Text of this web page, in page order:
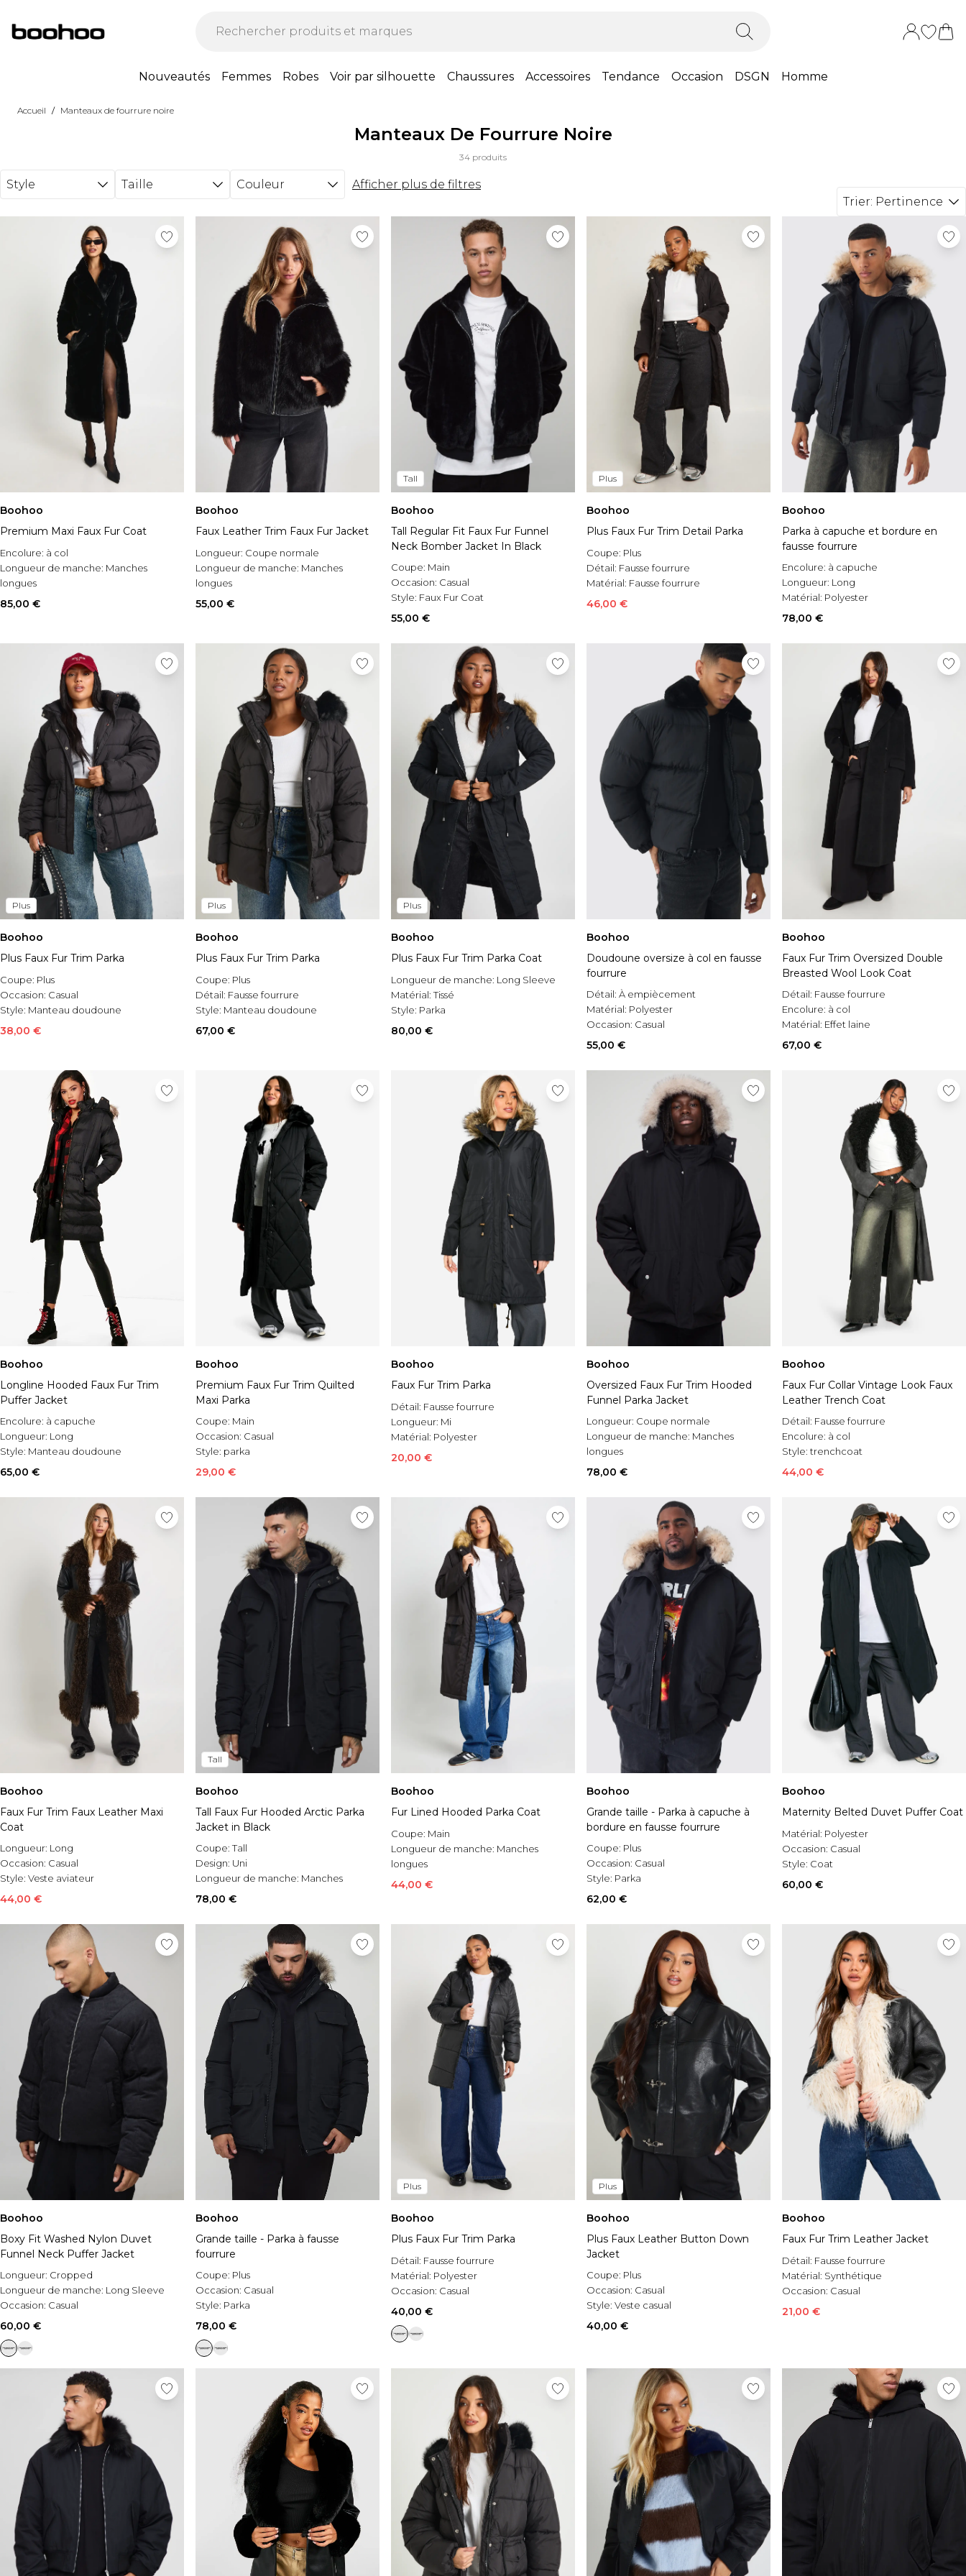
Nouveautés Femmes Robes Voir par silhouette Chaussures Accessoires Tendance Occasion DSGN Homme
Accueil / Manteaux de fourrure noire
Manteaux De Fourrure Noire
34 produits
Style Taille Couleur
Afficher plus de filtres
Trier: Pertinence
Boohoo
Premium Maxi Faux Fur Coat
Encolure: à col
Longueur de manche: Manches
longues
Style: Manteau en fausse fourrure
85,00 €
Boohoo
Faux Leather Trim Faux Fur Jacket
Longueur: Coupe normale
Longueur de manche: Manches
longues
Style: Manteau en fausse fourrure
55,00 €
Tall
Boohoo
Tall Regular Fit Faux Fur Funnel
Neck Bomber Jacket In Black
Coupe: Main
Occasion: Casual
Style: Faux Fur Coat
55,00 €
Plus
Boohoo
Plus Faux Fur Trim Detail Parka
Coupe: Plus
Détail: Fausse fourrure
Matérial: Fausse fourrure
46,00 €
Boohoo
Parka à capuche et bordure en
fausse fourrure
Encolure: à capuche
Longueur: Long
Matérial: Polyester
78,00 €
Plus
Boohoo
Plus Faux Fur Trim Parka
Coupe: Plus
Occasion: Casual
Style: Manteau doudoune
38,00 €
Plus
Boohoo
Plus Faux Fur Trim Parka
Coupe: Plus
Détail: Fausse fourrure
Style: Manteau doudoune
67,00 €
Plus
Boohoo
Plus Faux Fur Trim Parka Coat
Longueur de manche: Long Sleeve
Matérial:Tissé
Style: Parka
80,00 €
Boohoo
Doudoune oversize à col en fausse
fourrure
Détail: À empiècement
Matérial: Polyester
Occasion: Casual
55,00 €
Boohoo
Faux Fur Trim Oversized Double
Breasted Wool Look Coat
Détail: Fausse fourrure
Encolure: à col
Matérial: Effet laine
67,00 €
Boohoo
Longline Hooded Faux Fur Trim
Puffer Jacket
Encolure: à capuche
Longueur: Long
Style: Manteau doudoune
65,00 €
Boohoo
Premium Faux Fur Trim Quilted
Maxi Parka
Coupe: Main
Occasion: Casual
Style: parka
29,00 €
Boohoo
Faux Fur Trim Parka
Détail: Fausse fourrure
Longueur: Mi
Matérial: Polyester
20,00 €
Boohoo
Oversized Faux Fur Trim Hooded
Funnel Parka Jacket
Longueur: Coupe normale
Longueur de manche: Manches
longues
Occasion:
78,00 €
Boohoo
Faux Fur Collar Vintage Look Faux
Leather Trench Coat
Détail: Fausse fourrure
Encolure: à col
Style: trenchcoat
44,00 €
Boohoo
Faux Fur Trim Faux Leather Maxi
Coat
Longueur: Long
Occasion: Casual
Style: Veste aviateur
44,00 €
Tall
Boohoo
Tall Faux Fur Hooded Arctic Parka
Jacket in Black
Coupe:Tall
Design: Uni
Longueur de manche: Manches
longues
78,00 €
Boohoo
Fur Lined Hooded Parka Coat
Coupe: Main
Longueur de manche: Manches
longues
Occasion:
44,00 €
Boohoo
Grande taille - Parka à capuche à
bordure en fausse fourrure
Coupe: Plus
Occasion: Casual
Style: Parka
62,00 €
Boohoo
Maternity Belted Duvet Puffer Coat
Matérial: Polyester
Occasion: Casual
Style: Coat
60,00 €
Boohoo
Boxy Fit Washed Nylon Duvet
Funnel Neck Puffer Jacket
Longueur: Cropped
Longueur de manche: Long Sleeve
Occasion: Casual
60,00 €
Boohoo
Grande taille - Parka à fausse
fourrure
Coupe: Plus
Occasion: Casual
Style: Parka
78,00 €
Plus
Boohoo
Plus Faux Fur Trim Parka
Détail: Fausse fourrure
Matérial: Polyester
Occasion: Casual
40,00 €
Plus
Boohoo
Plus Faux Leather Button Down
Jacket
Coupe: Plus
Occasion: Casual
Style: Veste casual
40,00 €
Boohoo
Faux Fur Trim Leather Jacket
Détail: Fausse fourrure
Matérial: Synthétique
Occasion: Casual
21,00 €